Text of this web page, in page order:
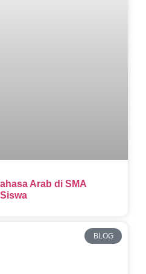
Arab di SMA
BLOG